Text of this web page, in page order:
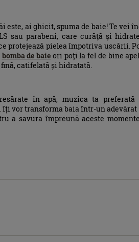
ai ghicit, spuma de baie! Te vei
sau parabeni, care curăţă şi
protejează pielea împotriva uscării.
bomba de baie ori poți la fel de bine
catifelată și hidratată.
în apă, muzica ta
îți vor transforma baia într-un
a savura împreună aceste